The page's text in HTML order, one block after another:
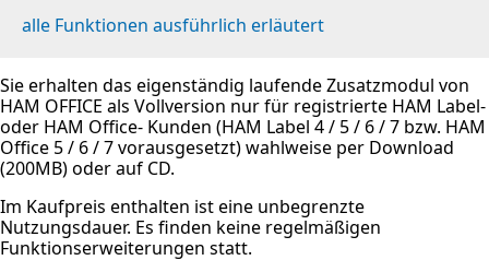
alle Funktionen ausführlich erläutert
Sie erhalten das eigenständig laufende Zusatzmodul von
HAM OFFICE als Vollversion nur für registrierte HAM Label-
oder HAM Office- Kunden (HAM Label 4 / 5 / 6 / 7 bzw. HAM
Office 5 / 6 / 7 vorausgesetzt) wahlweise per Download
(200MB) oder auf CD.
Im Kaufpreis enthalten ist eine unbegrenzte
Nutzungsdauer. Es finden keine regelmäßigen
Funktionserweiterungen statt.